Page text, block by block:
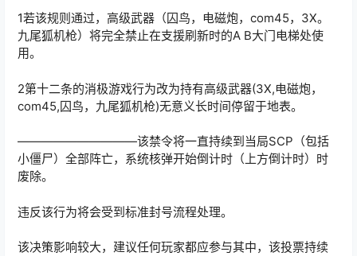
1若该规则通过，高级武器（囚鸟，电磁炮，com45，3X。
九尾狐机枪）将完全禁止在支援刷新时的A B大门电梯处使
用。
2第十二条的消极游戏行为改为持有高级武器(3X,电磁炮，
com45,囚鸟，九尾狐机枪)无意义长时间停留于地表。
——————————该禁令将一直持续到当局SCP（包括
小僵尸）全部阵亡，系统核弹开始倒计时（上方倒计时）时
废除。
违反该行为将会受到标准封号流程处理。
该决策影响较大，建议任何玩家都应参与其中，该投票持续